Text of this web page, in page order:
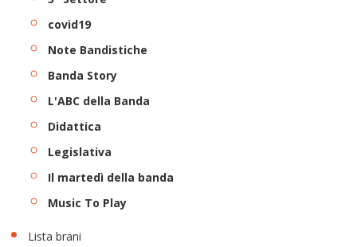
covid19
Note Bandistiche
Banda Story
L'ABC della Banda
Didattica
Legislativa
Il martedì della banda
Music To Play
Lista brani